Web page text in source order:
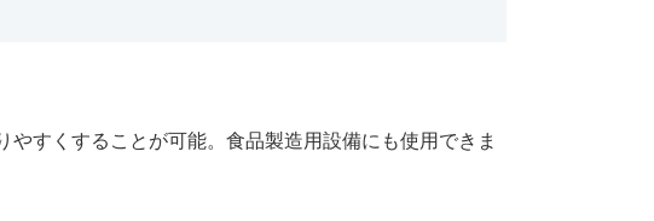
すくすることが可能。食品製造用設備にも使用できま